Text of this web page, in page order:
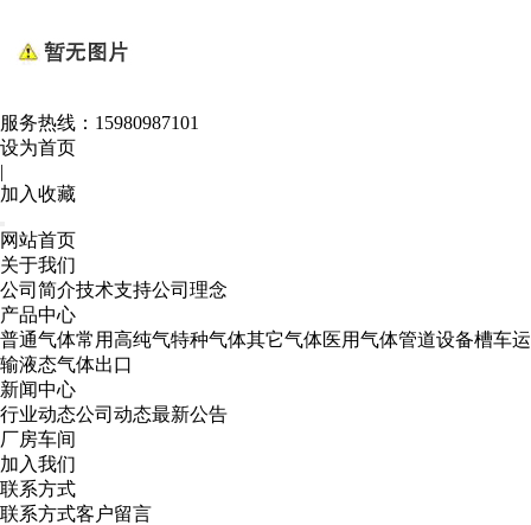
服务热线： 15980987101
设为首页
|
加入收藏
网站首页
关于我们
公司简介技术支持公司理念
产品中心
普通气体常用高纯气特种气体其它气体医用气体管道设备槽车运
输液态气体出口
新闻中心
行业动态公司动态最新公告
厂房车间
加入我们
联系方式
联系方式客户留言